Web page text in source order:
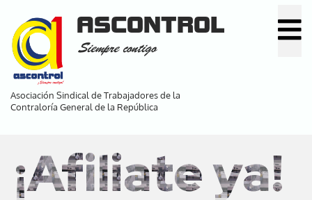
contenido
principal
ASCONTROL
Siempre contigo
Asociación Sindical de Trabajadores de la
Contraloría General de la República
¡Afiliate ya!